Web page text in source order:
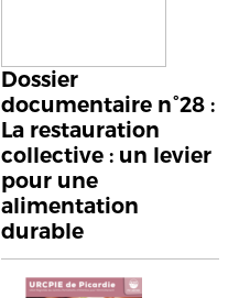
Dossier
documentaire n°28 :
La restauration
collective : un levier
pour une
alimentation
durable